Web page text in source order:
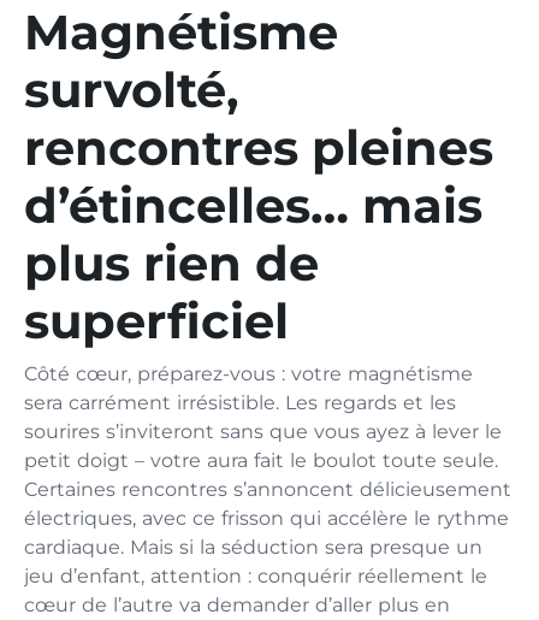
Magnétisme
survolté,
rencontres pleines
d’étincelles… mais
plus rien de
superficiel
Côté cœur, préparez-vous : votre magnétisme
sera carrément irrésistible. Les regards et les
sourires s’inviteront sans que vous ayez à lever le
petit doigt – votre aura fait le boulot toute seule.
Certaines rencontres s’annoncent délicieusement
électriques, avec ce frisson qui accélère le rythme
cardiaque. Mais si la séduction sera presque un
jeu d’enfant, attention : conquérir réellement le
cœur de l’autre va demander d’aller plus en